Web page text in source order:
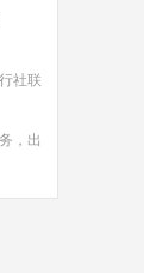
社联
，出